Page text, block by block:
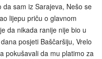
da sam iz Sarajeva, Nešo se
lijepu priču o glavnom
da nikada ranije nije bio u
posjeti Baščaršiju, Vrelo
pokušavali da mu platimo za